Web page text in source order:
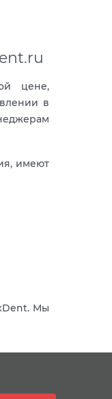
цене,
в
имеют
Мы